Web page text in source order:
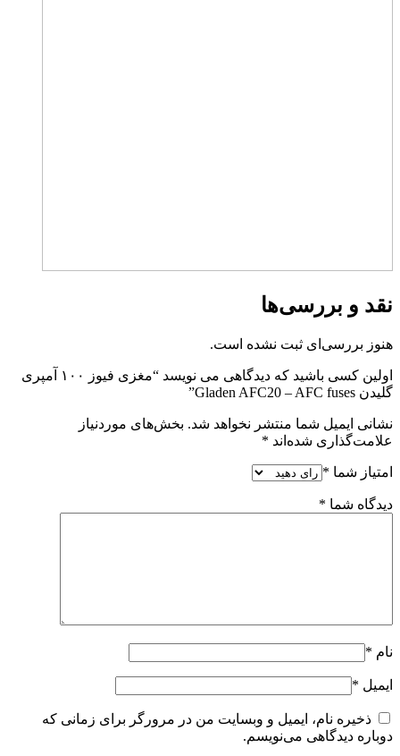
نقد و بررسی‌ها
هنوز بررسی‌ای ثبت نشده است.
اولین کسی باشید که دیدگاهی می نویسد “مغزی فیوز ۱۰۰ آمپری
گلیدن Gladen AFC20 – AFC fuses”
نشانی ایمیل شما منتشر نخواهد شد. بخش‌های موردنیاز
علامت‌گذاری شده‌اند *
امتیاز شما *
دیدگاه شما *
نام *
ایمیل *
ذخیره نام، ایمیل و وبسایت من در مرورگر برای زمانی که
دوباره دیدگاهی می‌نویسم.